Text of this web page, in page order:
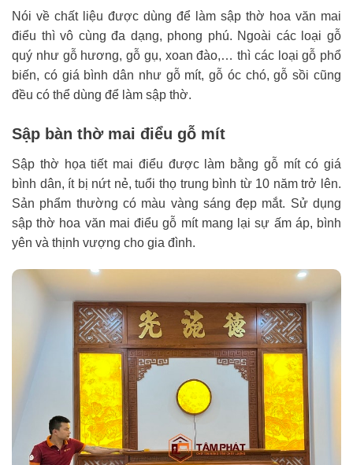
Nói về chất liệu được dùng để làm sập thờ hoa văn mai
điểu thì vô cùng đa dạng, phong phú. Ngoài các loại gỗ
quý như gỗ hương, gỗ gụ, xoan đào,… thì các loại gỗ phổ
biến, có giá bình dân như gỗ mít, gỗ óc chó, gỗ sồi cũng
đều có thể dùng để làm sập thờ.
Sập bàn thờ mai điểu gỗ mít
Sập thờ họa tiết mai điểu được làm bằng gỗ mít có giá
bình dân, ít bị nứt nẻ, tuổi thọ trung bình từ 10 năm trở lên.
Sản phẩm thường có màu vàng sáng đẹp mắt. Sử dụng
sập thờ hoa văn mai điểu gỗ mít mang lại sự ấm áp, bình
yên và thịnh vượng cho gia đình.